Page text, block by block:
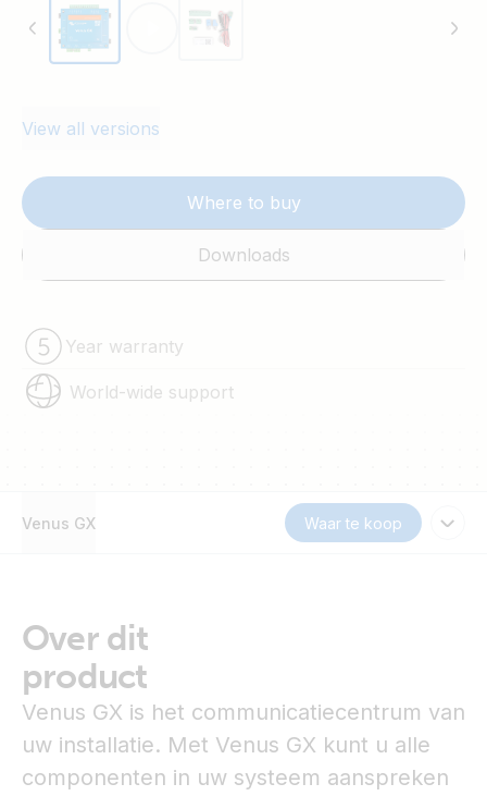
View all versions
Where to buy
Downloads
Year warranty
World-wide support
Venus GX Waar te koop
Over dit
product
Venus GX is het communicatiecentrum van
uw installatie. Met Venus GX kunt u alle
componenten in uw systeem aanspreken